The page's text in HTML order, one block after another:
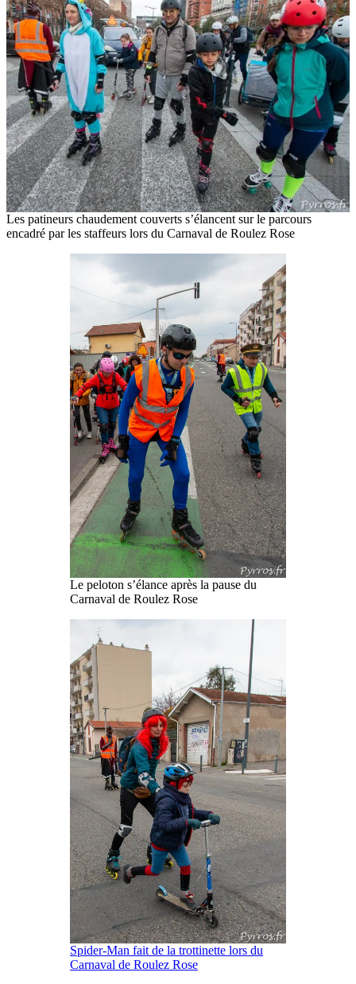
Les patineurs chaudement couverts s’élancent sur le parcours
encadré par les staffeurs lors du Carnaval de Roulez Rose
Le peloton s’élance après la pause du
Carnaval de Roulez Rose
Spider-Man fait de la trottinette lors du
Carnaval de Roulez Rose